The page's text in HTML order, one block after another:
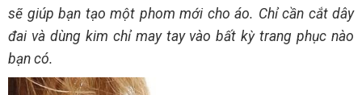
sẽ giúp bạn tạo một phom mới cho áo. Chỉ cần cắt dây
đai và dùng kim chỉ may tay vào bất kỳ trang phục nào
bạn có.